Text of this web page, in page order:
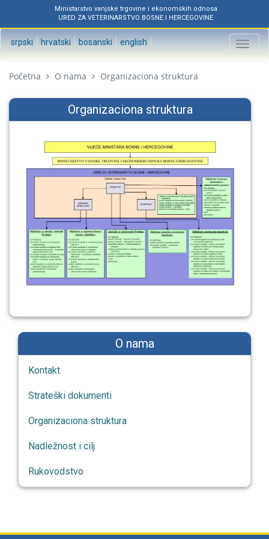
Ministarstvo vanjske trgovine i ekonomskih odnosa
URED ZA VETERINARSTVO BOSNE I HERCEGOVINE
srpski hrvatski bosanski english
Toggle
Početna O nama Organizaciona struktura
Organizaciona struktura
O nama
Kontakt
Strateški dokumenti
Organizaciona struktura
Nadležnost i cilj
Rukovodstvo